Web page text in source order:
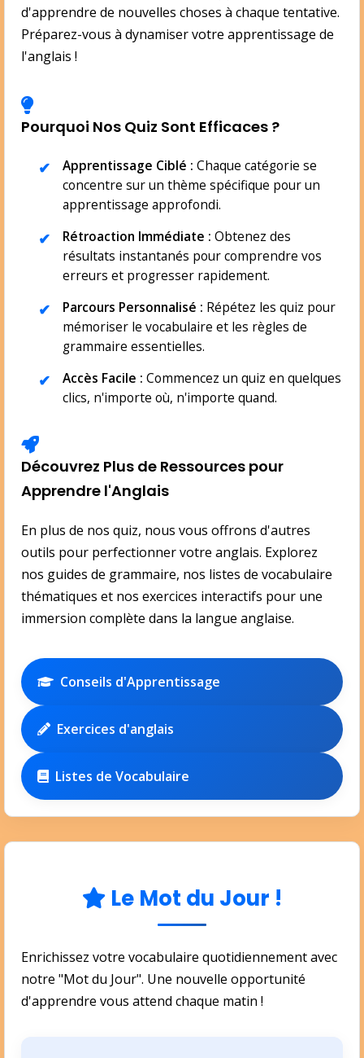
d'apprendre de nouvelles choses à chaque tentative.
Préparez-vous à dynamiser votre apprentissage de
l'anglais !
Pourquoi Nos Quiz Sont Efficaces ?
Apprentissage Ciblé : Chaque catégorie se
concentre sur un thème spécifique pour un
apprentissage approfondi.
Rétroaction Immédiate : Obtenez des
résultats instantanés pour comprendre vos
erreurs et progresser rapidement.
Parcours Personnalisé : Répétez les quiz pour
mémoriser le vocabulaire et les règles de
grammaire essentielles.
Accès Facile : Commencez un quiz en quelques
clics, n'importe où, n'importe quand.
Découvrez Plus de Ressources pour
Apprendre l'Anglais
En plus de nos quiz, nous vous offrons d'autres
outils pour perfectionner votre anglais. Explorez
nos guides de grammaire, nos listes de vocabulaire
thématiques et nos exercices interactifs pour une
immersion complète dans la langue anglaise.
Conseils d'Apprentissage
Exercices d'anglais
Listes de Vocabulaire
Le Mot du Jour !
Enrichissez votre vocabulaire quotidiennement avec
notre "Mot du Jour". Une nouvelle opportunité
d'apprendre vous attend chaque matin !